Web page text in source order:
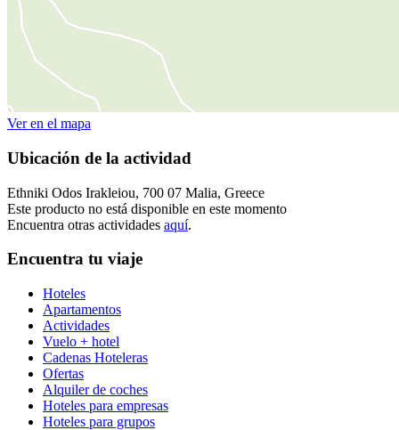
Ver en el mapa
Ubicación de la actividad
Ethniki Odos Irakleiou, 700 07 Malia, Greece
Este producto no está disponible en este momento
Encuentra otras actividades aquí.
Encuentra tu viaje
Hoteles
Apartamentos
Actividades
Vuelo + hotel
Cadenas Hoteleras
Ofertas
Alquiler de coches
Hoteles para empresas
Hoteles para grupos